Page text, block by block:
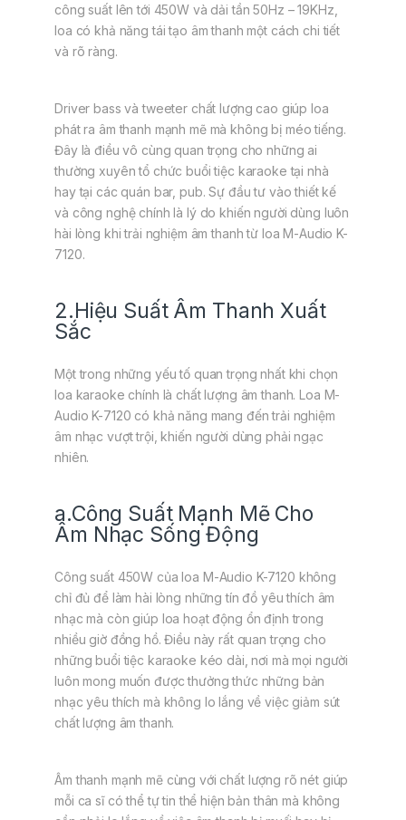
công suất lên tới 450W và dải tần 50Hz – 19KHz,
loa có khả năng tái tạo âm thanh một cách chi tiết
và rõ ràng.
Driver bass và tweeter chất lượng cao giúp loa
phát ra âm thanh mạnh mẽ mà không bị méo tiếng.
Đây là điều vô cùng quan trọng cho những ai
thường xuyên tổ chức buổi tiệc karaoke tại nhà
hay tại các quán bar, pub. Sự đầu tư vào thiết kế
và công nghệ chính là lý do khiến người dùng luôn
hài lòng khi trải nghiệm âm thanh từ loa M-Audio K-
7120.
2.Hiệu Suất Âm Thanh Xuất
Sắc
Một trong những yếu tố quan trọng nhất khi chọn
loa karaoke chính là chất lượng âm thanh. Loa M-
Audio K-7120 có khả năng mang đến trải nghiệm
âm nhạc vượt trội, khiến người dùng phải ngạc
nhiên.
a.Công Suất Mạnh Mẽ Cho
Âm Nhạc Sống Động
Công suất 450W của loa M-Audio K-7120 không
chỉ đủ để làm hài lòng những tín đồ yêu thích âm
nhạc mà còn giúp loa hoạt động ổn định trong
nhiều giờ đồng hồ. Điều này rất quan trọng cho
những buổi tiệc karaoke kéo dài, nơi mà mọi người
luôn mong muốn được thưởng thức những bản
nhạc yêu thích mà không lo lắng về việc giảm sút
chất lượng âm thanh.
Âm thanh mạnh mẽ cùng với chất lượng rõ nét giúp
mỗi ca sĩ có thể tự tin thể hiện bản thân mà không